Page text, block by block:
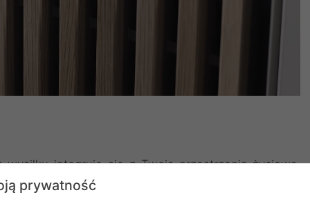
integruje się z Twoją przestrzenią życiową.
do gier frontem z prawdziwego dębu lub
prywatność